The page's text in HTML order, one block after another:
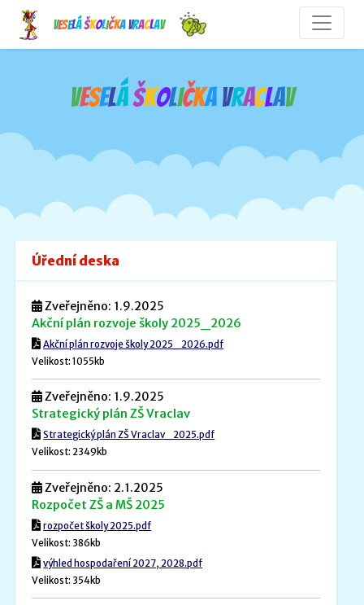
Veselá školička Vraclav
Veseláškolička Vraclav
Úřední deska
Zveřejněno: 1.9.2025
Akční plán rozvoje školy 2025_2026
Akční plán rozvoje školy 2025_2026.pdf
Velikost: 1055kb
Zveřejněno: 1.9.2025
Strategický plán ZŠ Vraclav
Strategický plán ZŠ Vraclav_2025.pdf
Velikost: 2349kb
Zveřejněno: 2.1.2025
Rozpočet ZŠ a MŠ 2025
rozpočet školy 2025.pdf
Velikost: 386kb
výhled hospodaření 2027, 2028.pdf
Velikost: 354kb